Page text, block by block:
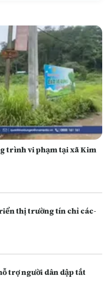
trình vi phạm tại xã Kim
thị trường tín chỉ các-
trợ người dân dập tắt